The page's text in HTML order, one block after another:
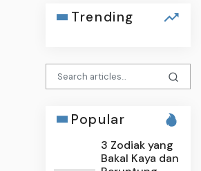
Trending
Popular
3 Zodiak yang
Bakal Kaya dan